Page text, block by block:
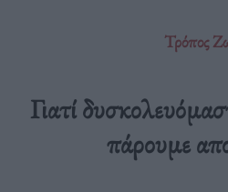
Τρόπος
Γιατί
πάρουμε